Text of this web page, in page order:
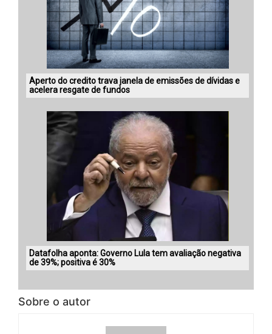
Aperto do credito trava janela de emissões de dívidas e
acelera resgate de fundos
Datafolha aponta: Governo Lula tem avaliação negativa
de 39%; positiva é 30%
Sobre o autor